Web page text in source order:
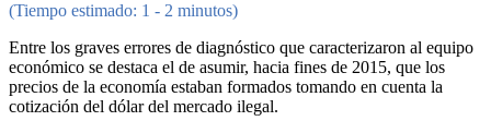
(Tiempo estimado: 1 - 2 minutos)
Entre los graves errores de diagnóstico que caracterizaron al equipo
económico se destaca el de asumir, hacia fines de 2015, que los
precios de la economía estaban formados tomando en cuenta la
cotización del dólar del mercado ilegal.